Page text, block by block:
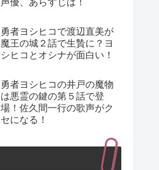
声優、あらすじは！
勇者ヨシヒコで渡辺直美が
魔王の城２話で生贄に？ヨ
シヒコとオシナが面白い！
勇者ヨシヒコの井戸の魔物
は悪霊の鍵の第５話で登
場！佐久間一行の歌声がク
セになる！